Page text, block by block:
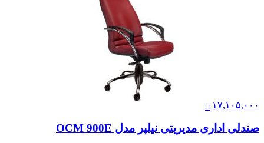
۱۷,۱۰۵,۰۰۰
صندلی اداری مدیریتی نیلپر مدل OCM 900E